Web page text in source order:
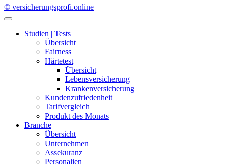
© versicherungsprofi.online
Studien | Tests
Übersicht
Fairness
Härtetest
Übersicht
Lebensversicherung
Krankenversicherung
Kundenzufriedenheit
Tarifvergleich
Produkt des Monats
Branche
Übersicht
Unternehmen
Assekuranz
Personalien